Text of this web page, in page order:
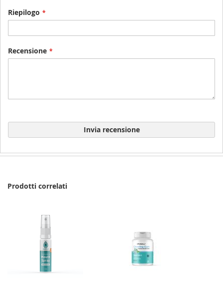
Riepilogo
Recensione
Invia recensione
Prodotti correlati